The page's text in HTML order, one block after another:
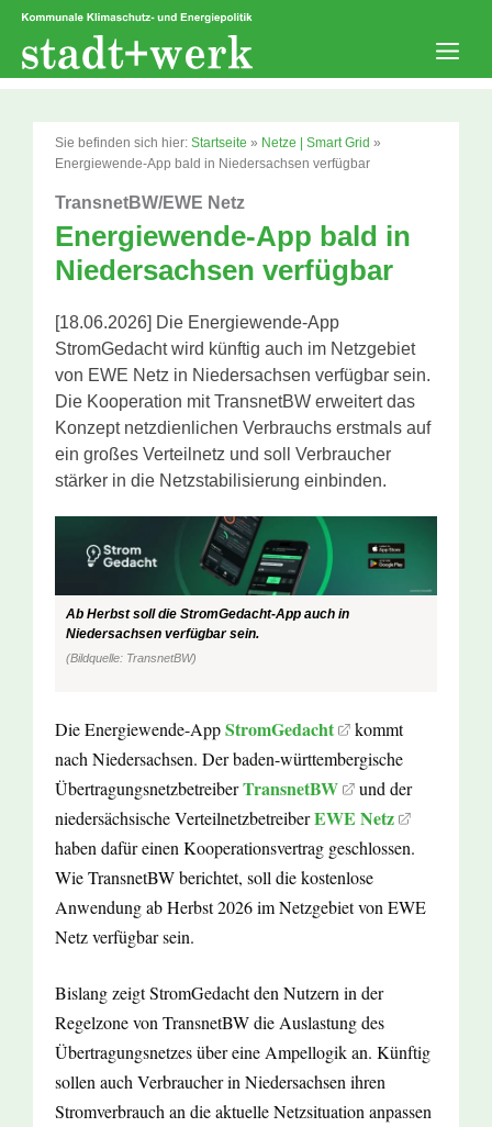
Zum
springen
Sie befinden sich hier: Startseite » Netze | Smart Grid »
Energiewende-App bald in Niedersachsen verfügbar
TransnetBW/EWE Netz
Energiewende-App bald in
Niedersachsen verfügbar
[18.06.2026] Die Energiewende-App
StromGedacht wird künftig auch im Netzgebiet
von EWE Netz in Niedersachsen verfügbar sein.
Die Kooperation mit TransnetBW erweitert das
Konzept netzdienlichen Verbrauchs erstmals auf
ein großes Verteilnetz und soll Verbraucher
stärker in die Netzstabilisierung einbinden.
Ab Herbst soll die StromGedacht-App auch in
Niedersachsen verfügbar sein.
(Bildquelle: TransnetBW)
Die Energiewende-AppStromGedacht
kommt
nach Niedersachsen. Der baden-württembergische
ÜbertragungsnetzbetreiberTransnetBW
und der
niedersächsische VerteilnetzbetreiberEWE Netz
haben dafür einen Kooperationsvertrag geschlossen.
Wie TransnetBW berichtet, soll die kostenlose
Anwendung ab Herbst 2026 im Netzgebiet von EWE
Netz verfügbar sein.
Bislang zeigt StromGedacht den Nutzern in der
Regelzone von TransnetBW die Auslastung des
Übertragungsnetzes über eine Ampellogik an. Künftig
sollen auch Verbraucher in Niedersachsen ihren
Stromverbrauch an die aktuelle Netzsituation anpassen